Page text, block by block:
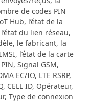
de codes PIN
Hub, l’état de la
du lien réseau,
le fabricant, la
l’état de la carte
Signal GSM,
EC/IO, LTE RSRP,
CELL ID, Opérateur,
Type de connexion